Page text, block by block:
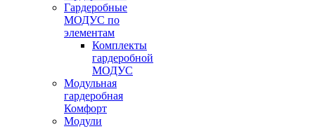
Гардеробные
МОДУС по
элементам
Комплекты
гардеробной
МОДУС
Модульная
гардеробная
Комфорт
Модули